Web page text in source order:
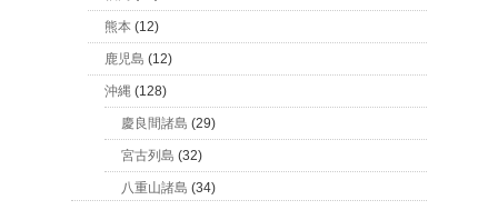
熊本 (12)
鹿児島 (12)
沖縄 (128)
慶良間諸島 (29)
宮古列島 (32)
八重山諸島 (34)